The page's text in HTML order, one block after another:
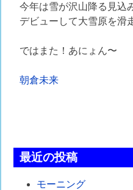
今年は雪が沢山降る見込
デビューして大雪原を滑
ではまた！あにょん〜
投
ビ
ゲ
朝倉未来
最近の投稿
モーニング